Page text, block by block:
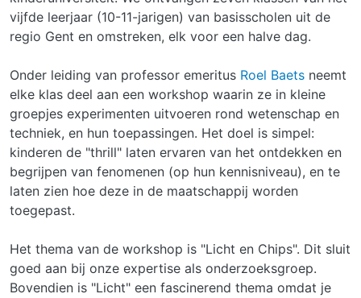
vijfde leerjaar (10-11-jarigen) van basisscholen uit de
regio Gent en omstreken, elk voor een halve dag.
Onder leiding van professor emeritus Roel Baets neemt
elke klas deel aan een workshop waarin ze in kleine
groepjes experimenten uitvoeren rond wetenschap en
techniek, en hun toepassingen. Het doel is simpel:
kinderen de "thrill" laten ervaren van het ontdekken en
begrijpen van fenomenen (op hun kennisniveau), en te
laten zien hoe deze in de maatschappij worden
toegepast.
Het thema van de workshop is "Licht en Chips". Dit sluit
goed aan bij onze expertise als onderzoeksgroep.
Bovendien is "Licht" een fascinerend thema omdat je